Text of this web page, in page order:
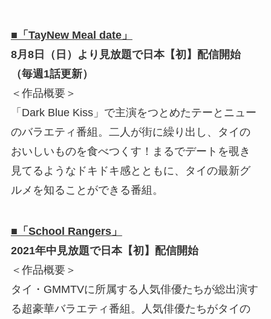
■「TayNew Meal date」
8月8日（日）より見放題で日本【初】配信開始
（毎週1話更新）
＜作品概要＞
「Dark Blue Kiss」で主演をつとめたテーとニュー
のバラエティ番組。二人が街に繰り出し、タイの
おいしいものを食べつくす！まるでデートを覗き
見てるようなドキドキ感とともに、タイの最新グ
ルメを知ることができる番組。
■「School Rangers」
2021年中見放題で日本【初】配信開始
＜作品概要＞
タイ・GMMTVに所属する人気俳優たちが総出演す
る超豪華バラエティ番組。人気俳優たちがタイの